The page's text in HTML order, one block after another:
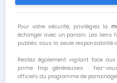
Pour votre sécurité, privilégiez la
échanger avec un parrain. Les
publiés sous la seule responsabilité
Restez également vigilant face
prime trop généreuses : fiez-
officiels du programme de